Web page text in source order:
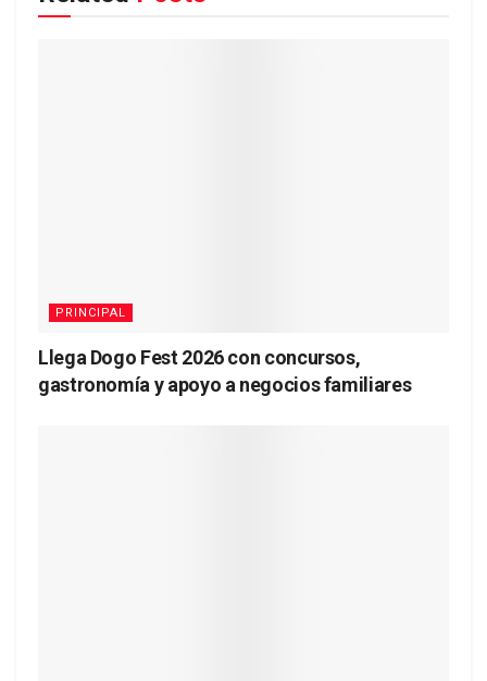
PRINCIPAL
Llega Dogo Fest 2026 con concursos,
gastronomía y apoyo a negocios familiares